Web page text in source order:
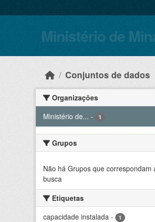
Ministério de
Conjuntos de dados
Organizações
Ministério de... - 1
Grupos
Não há Grupos que correspondam
busca
Etiquetas
capacidade instalada - 1